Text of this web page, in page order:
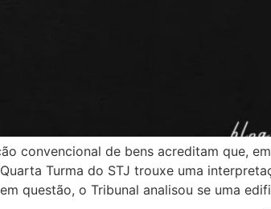
convencional de bens acreditam que,
Turma do STJ trouxe uma
questão, o Tribunal analisou se uma